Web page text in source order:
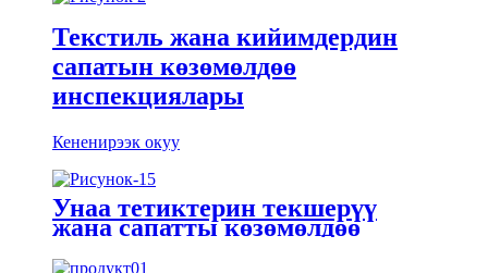
Текстиль жана кийимдердин
сапатын көзөмөлдөө
инспекциялары
Кененирээк окуу
Унаа тетиктерин текшерүү
жана сапатты көзөмөлдөө